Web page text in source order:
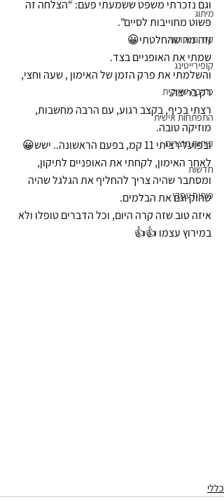
מיתוג
קידום אורגני
קופירייטינג
כתיבה שיווקית
התפתחות אישית
פיתוח מוצרים
חדשות
פיתוח עסקי
וגם נזכרתי משפט ששמעתי פעם: “הצלחה זה
פשוט מחוייבות לסיים”.
וזה מה שהחלטתי😀
שמתי את האופניים בצד.
והשלמתי את פרק הזמן של האימון , שעה וחצי,
רק בריצה.
רצתי בכיף, בקצב רגוע, עם הרבה מחשבות,
מוזיקה טובה.
ובפועל רציתי 11 קמ, בפעם הראשונה.. ישש😀
לאחר האימון, לקחתי את האופניים לתיקון,
ומסתבר שהיה צריך להחליף את הגלגל שהיה
שחוק וגם את הבלמים.
איזה טוב שזה קרה היום, וכל הדברים טופלו ולא
במירוץ עצמו 👍👍
כללי